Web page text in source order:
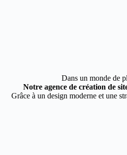
Dans un monde de
Notre agence de création de
Grâce à un design moderne et une